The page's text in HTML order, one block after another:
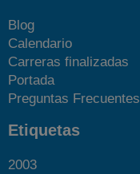
Blog
Calendario
Carreras finalizadas
Portada
Preguntas Frecuentes
Etiquetas
2003